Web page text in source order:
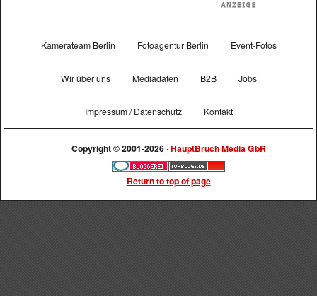
Kamerateam Berlin Fotoagentur Berlin Event-Fotos
Wir über uns Mediadaten B2B Jobs
Impressum / Datenschutz Kontakt
Copyright © 2001-2026 ·HauptBruch Media GbR
Return to top of page